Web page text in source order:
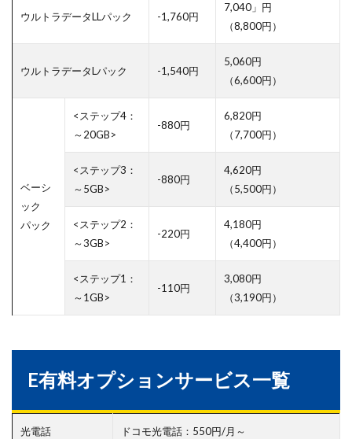
ウルトラデータLLパック -1,760円
7,040」円
（8,800円）
ウルトラデータLパック -1,540円
5,060円
（6,600円）
ベーシ
ック
パック
<ステップ4：
～20GB>
-880円
6,820円
（7,700円）
<ステップ3：
～5GB>
-880円
4,620円
（5,500円）
<ステップ2：
～3GB>
-220円
4,180円
（4,400円）
<ステップ1：
～1GB>
-110円
3,080円
（3,190円）
E有料オプションサービス一覧
光電話 ドコモ光電話：550円/月～